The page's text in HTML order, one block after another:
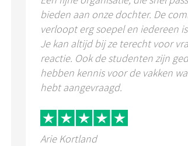
bieden aan onze dochter. De
verloopt erg soepel en iedereen
Je kan altijd bij ze terecht voor
reactie. Ook de studenten zijn
hebben kennis voor de vakken
hebt aangevraagd.
Arie Kortland